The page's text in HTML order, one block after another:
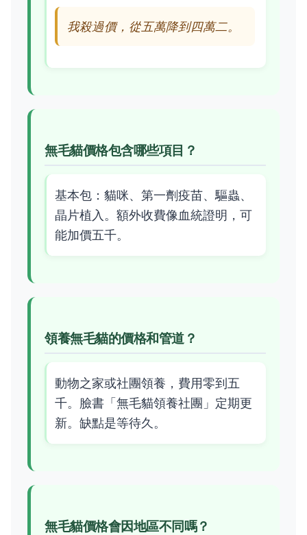
我殺過價，從五萬降到四萬二。
無毛貓價格包含哪些項目？
基本包：貓咪、第一劑疫苗、驅蟲、
晶片植入。額外收費像血統證明，可
能加價五千。
領養無毛貓的價格和管道？
動物之家或社團領養，費用零到五
千。臉書「無毛貓領養社團」定期更
新。缺點是等待久。
無毛貓價格會因地區不同嗎？